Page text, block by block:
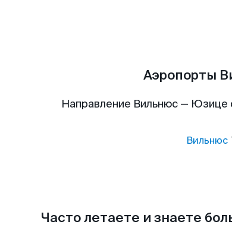
Аэропорты
Направление Вильнюс —
Вильнюс
Часто летаете и знаете